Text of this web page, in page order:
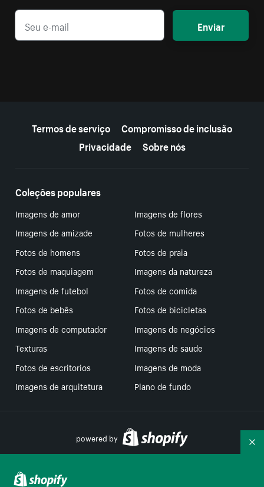
Enviar
Termos de serviço
Compromisso de inclusão
Privacidade
Sobre nós
Coleções populares
Imagens de amor
Imagens de flores
Imagens de amizade
Fotos de mulheres
Fotos de homens
Fotos de praia
Fotos de maquiagem
Imagens da natureza
Imagens de futebol
Fotos de comida
Fotos de bebês
Fotos de bicicletas
Imagens de computador
Imagens de negócios
Texturas
Imagens de saude
Fotos de escritorios
Imagens de moda
Imagens de arquitetura
Plano de fundo
powered by